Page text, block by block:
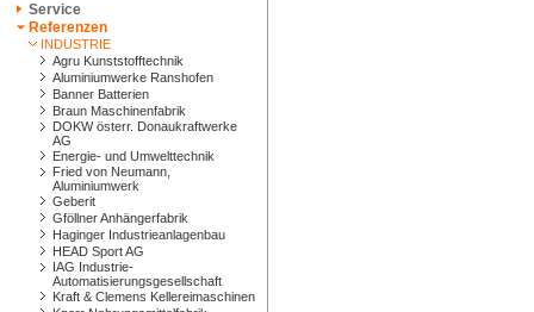
Service
Referenzen
INDUSTRIE
Agru Kunststofftechnik
Aluminiumwerke Ranshofen
Banner Batterien
Braun Maschinenfabrik
DOKW österr. Donaukraftwerke
AG
Energie- und Umwelttechnik
Fried von Neumann,
Aluminiumwerk
Geberit
Gföllner Anhängerfabrik
Haginger Industrieanlagenbau
HEAD Sport AG
IAG Industrie-
Automatisierungsgesellschaft
Kraft & Clemens Kellereimaschinen